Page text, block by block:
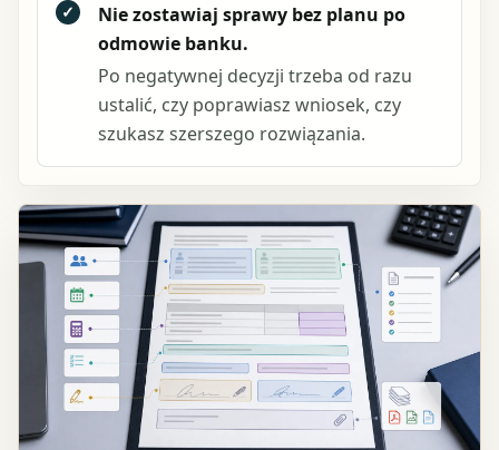
✓
Nie zostawiaj sprawy bez planu po
odmowie banku.
Po negatywnej decyzji trzeba od razu
ustalić, czy poprawiasz wniosek, czy
szukasz szerszego rozwiązania.